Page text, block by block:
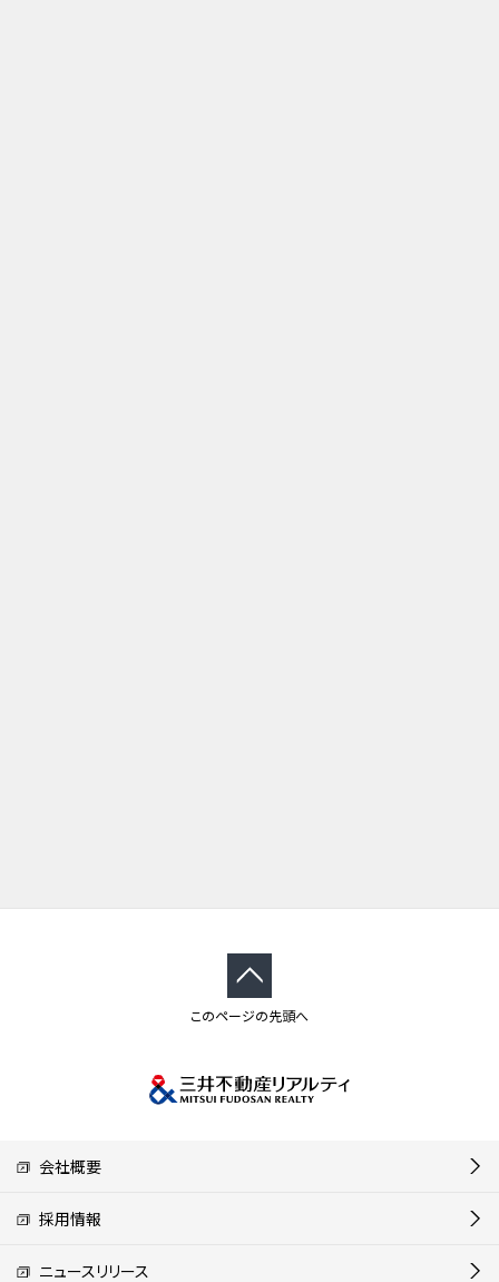
このページの先頭へ
会社概要
採用情報
ニュースリリース